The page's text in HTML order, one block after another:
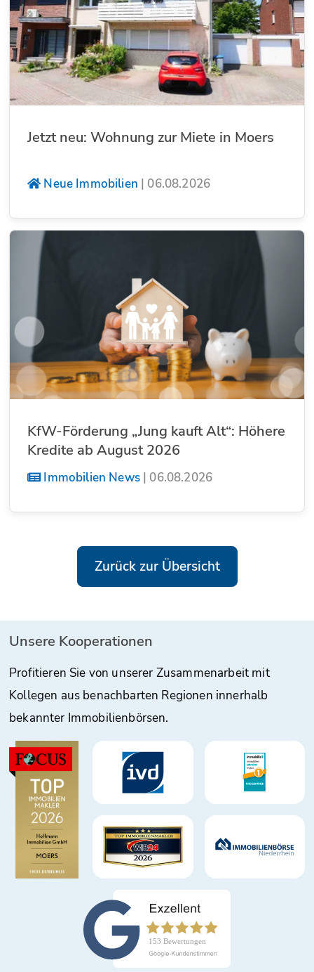
Jetzt neu: Wohnung zur Miete in Moers
Neue Immobilien | 06.08.2026
KfW-Förderung „Jung kauft Alt“: Höhere
Kredite ab August 2026
Immobilien News| 06.08.2026
Zurück zur Übersicht
Unsere Kooperationen
Profitieren Sie von unserer Zusammenarbeit mit
Kollegen aus benachbarten Regionen innerhalb
bekannter Immobilienbörsen.